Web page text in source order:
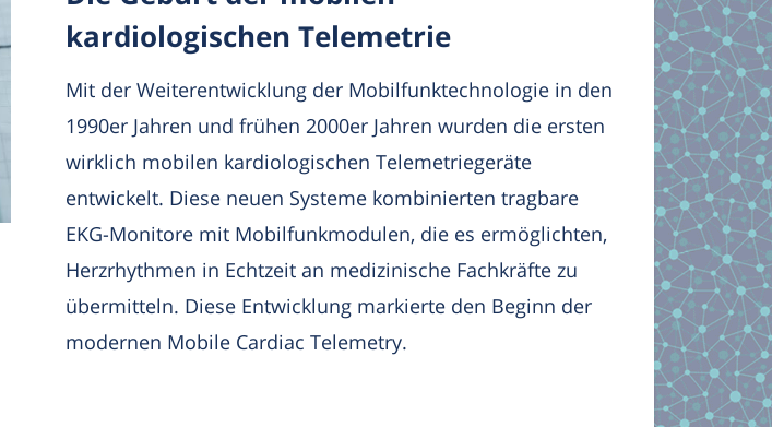
kardiologischen Telemetrie
Mit der Weiterentwicklung der Mobilfunktechnologie in den
1990er Jahren und frühen 2000er Jahren wurden die ersten
wirklich mobilen kardiologischen Telemetriegeräte
entwickelt. Diese neuen Systeme kombinierten tragbare
EKG-Monitore mit Mobilfunkmodulen, die es ermöglichten,
Herzrhythmen in Echtzeit an medizinische Fachkräfte zu
übermitteln. Diese Entwicklung markierte den Beginn der
modernen Mobile Cardiac Telemetry.